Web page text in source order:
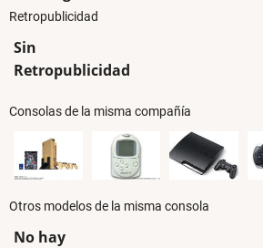
Retropublicidad
Sin
Retropublicidad
Consolas de la misma compañía
Otros modelos de la misma consola
No hay